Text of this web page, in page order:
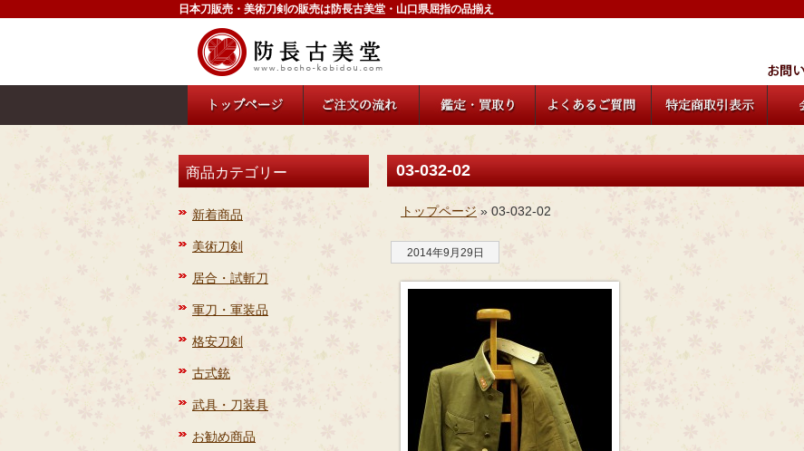
日本刀販売・美術刀剣の販売は防長古美堂・山口県屈指の品揃え
商品カテゴリー
新着商品
美術刀剣
居合・試斬刀
軍刀・軍装品
格安刀剣
古式銃
武具・刀装具
お勧め商品
03-032-02
トップページ » 03-032-02
2014年9月29日